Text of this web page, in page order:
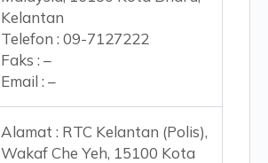
Kelantan
Telefon : 09-7127222
Faks : –
Email : –
Alamat : RTC Kelantan (Polis),
Wakaf Che Yeh, 15100 Kota